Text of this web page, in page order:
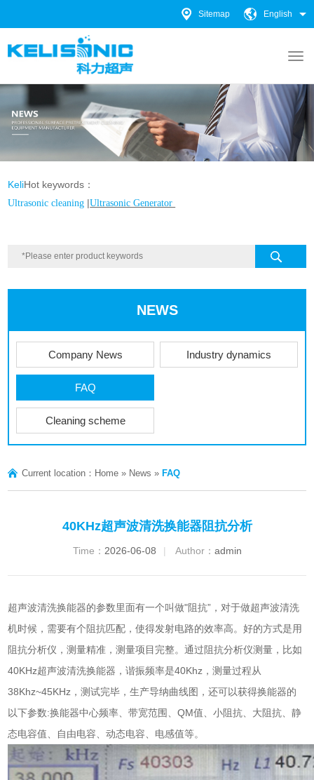
Sitemap English
KeliHot keywords：
Ultrasonic cleaning |Ultrasonic Generator
NEWS
Company News Industry dynamics
FAQ
Cleaning scheme
Current location： Home » News » FAQ
40KHz超声波清洗换能器阻抗分析
Time： 2026-06-08 | Author： admin
超声波清洗换能器的参数里面有一个叫做"阻抗”，对于做超声波清洗
机时候，需要有个阻抗匹配，使得发射电路的效率高。好的方式是用
阻抗分析仪，测量精准，测量项目完整。通过阻抗分析仪测量，比如
40KHz超声波清洗换能器，谐振频率是40Khz，测量过程从
38Khz~45KHz，测试完毕，生产导纳曲线图，还可以获得换能器的
以下参数:换能器中心频率、带宽范围、QM值、小阻抗、大阻抗、静
态电容值、自由电容、动态电容、电感值等。